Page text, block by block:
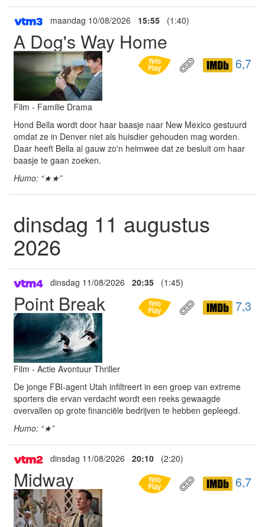
maandag 10/08/2026 15:55 (1:40)
A Dog's Way Home
6,7
Film - Familie Drama
Hond Bella wordt door haar baasje naar New Mexico gestuurd
omdat ze in Denver niet als huisdier gehouden mag worden.
Daar heeft Bella al gauw zo'n heimwee dat ze besluit om haar
baasje te gaan zoeken.
Humo: “★★”
dinsdag 11 augustus
2026
dinsdag 11/08/2026 20:35 (1:45)
Point Break 7,3
Film - Actie Avontuur Thriller
De jonge FBI-agent Utah infiltreert in een groep van extreme
sporters die ervan verdacht wordt een reeks gewaagde
overvallen op grote financiële bedrijven te hebben gepleegd.
Humo: “★”
dinsdag 11/08/2026 20:10 (2:20)
Midway 6,7